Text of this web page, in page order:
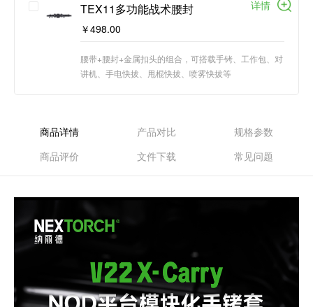
TEX11多功能战术腰封
￥498.00
腰带+腰封+金属扣头的组合，可搭载手铐、工作包、对
讲机、手电快拔、甩棍快拔、喷雾快拔等
详情
商品详情 产品对比
规格参数
商品评价
文件下载 常见问题